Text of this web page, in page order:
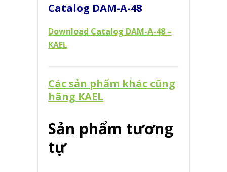
Catalog DAM-A-48
Download Catalog DAM-A-48 –
KAEL
Các sản phẩm khác cũng
hãng KAEL
Sản phẩm tương
tự